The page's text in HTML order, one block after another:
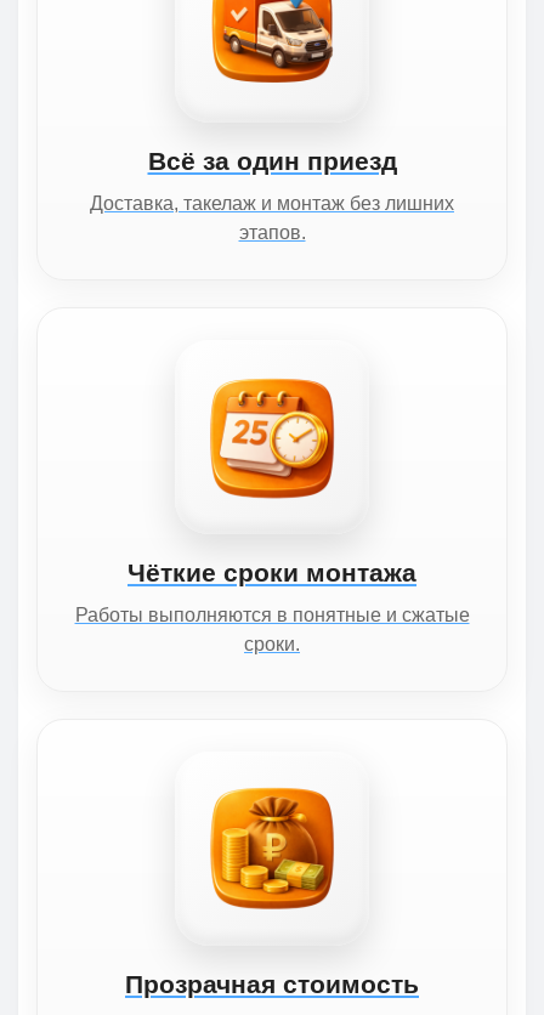
Всё за один приезд
Доставка, такелаж и монтаж без лишних
этапов.
Чёткие сроки монтажа
Работы выполняются в понятные и сжатые
сроки.
Прозрачная стоимость